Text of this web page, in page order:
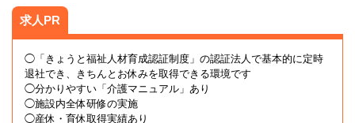
求人PR
◯「きょうと福祉人材育成認証制度」の認証法人で基本的に定時
退社でき、きちんとお休みを取得できる環境です
◯分かりやすい「介護マニュアル」あり
◯施設内全体研修の実施
◯産休・育休取得実績あり